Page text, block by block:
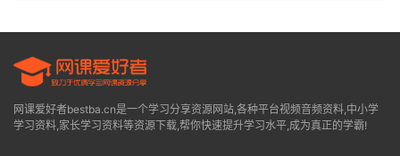
网课爱好者bestba.cn是一个学习分享资源网站,各种平台视频音频资料,中小学
学习资料,家长学习资料等资源下载,帮你快速提升学习水平,成为真正的学霸!